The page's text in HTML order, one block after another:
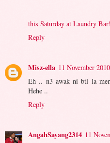
this Saturday at Laundry
Reply
Misz-ella 11 November
Eh .. n3 awak ni btl la
Hehe ..
Reply
AngahSayang2314 11